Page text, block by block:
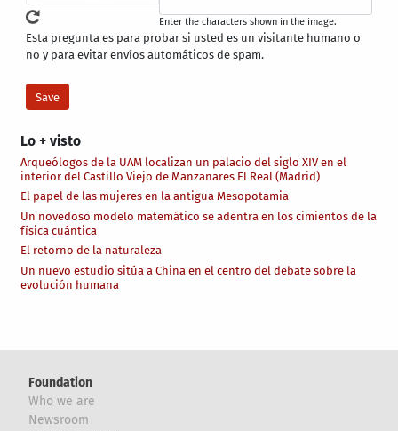
Lo + visto
Arqueólogos de la UAM localizan un palacio del siglo XIV en el
interior del Castillo Viejo de Manzanares El Real (Madrid)
El papel de las mujeres en la antigua Mesopotamia
Un novedoso modelo matemático se adentra en los cimientos de la
física cuántica
El retorno de la naturaleza
Un nuevo estudio sitúa a China en el centro del debate sobre la
evolución humana
Enter the characters shown in the image.
Esta pregunta es para probar si usted es un visitante humano o
no y para evitar envíos automáticos de spam.
Foundation
Who we are
Newsroom